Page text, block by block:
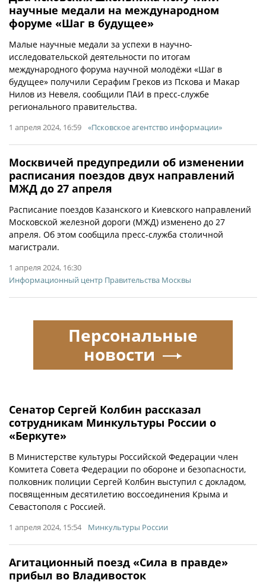
научные медали на международном
форуме «Шаг в будущее»
Малые научные медали за успехи в научно-
исследовательской деятельности по итогам
международного форума научной молодёжи «Шаг в
будущее» получили Серафим Греков из Пскова и Макар
Нилов из Невеля, сообщили ПАИ в пресс-службе
регионального правительства.
1 апреля 2024, 16:59 «Псковское агентство информации»
Москвичей предупредили об изменении
расписания поездов двух направлений
МЖД до 27 апреля
Расписание поездов Казанского и Киевского направлений
Московской железной дороги (МЖД) изменено до 27
апреля. Об этом сообщила пресс-служба столичной
магистрали.
1 апреля 2024, 16:30
Информационный центр Правительства Москвы
Сенатор Сергей Колбин рассказал
сотрудникам Минкультуры России о
«Беркуте»
В Министерстве культуры Российской Федерации член
Комитета Совета Федерации по обороне и безопасности,
полковник полиции Сергей Колбин выступил с докладом,
посвященным десятилетию воссоединения Крыма и
Севастополя с Россией.
1 апреля 2024, 15:54 Минкультуры России
Агитационный поезд «Сила в правде»
прибыл во Владивосток
Персональные
новости